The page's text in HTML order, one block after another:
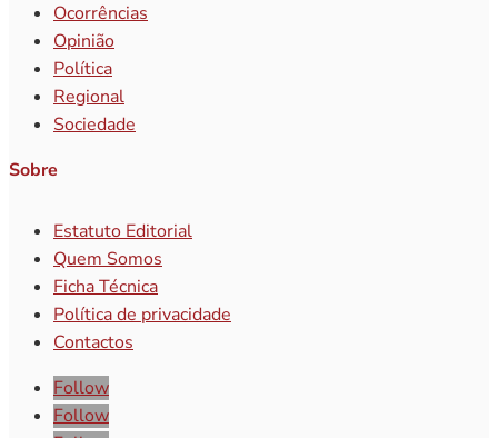
Ocorrências
Opinião
Política
Regional
Sociedade
Sobre
Estatuto Editorial
Quem Somos
Ficha Técnica
Política de privacidade
Contactos
Follow
Follow